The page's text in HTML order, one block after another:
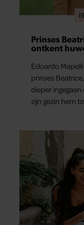
Prinses
ontkent
Edoardo
prinses
dieper
zijn gezin hem